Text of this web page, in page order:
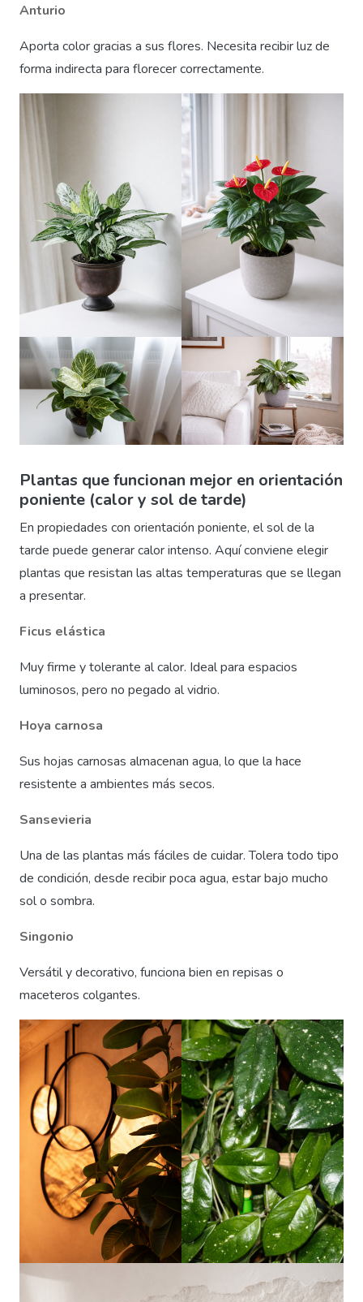
Anturio
Aporta color gracias a sus flores. Necesita recibir luz de
forma indirecta para florecer correctamente.
Plantas que funcionan mejor en orientación
poniente (calor y sol de tarde)
En propiedades con orientación poniente, el sol de la
tarde puede generar calor intenso. Aquí conviene elegir
plantas que resistan las altas temperaturas que se llegan
a presentar.
Ficus elástica
Muy firme y tolerante al calor. Ideal para espacios
luminosos, pero no pegado al vidrio.
Hoya carnosa
Sus hojas carnosas almacenan agua, lo que la hace
resistente a ambientes más secos.
Sansevieria
Una de las plantas más fáciles de cuidar. Tolera todo tipo
de condición, desde recibir poca agua, estar bajo mucho
sol o sombra.
Singonio
Versátil y decorativo, funciona bien en repisas o
maceteros colgantes.